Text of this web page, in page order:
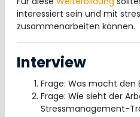
interessiert sein und mit
zusammenarbeiten können.
Interview
Frage: Was macht
Frage: Wie sieht der
Stressmanagement-